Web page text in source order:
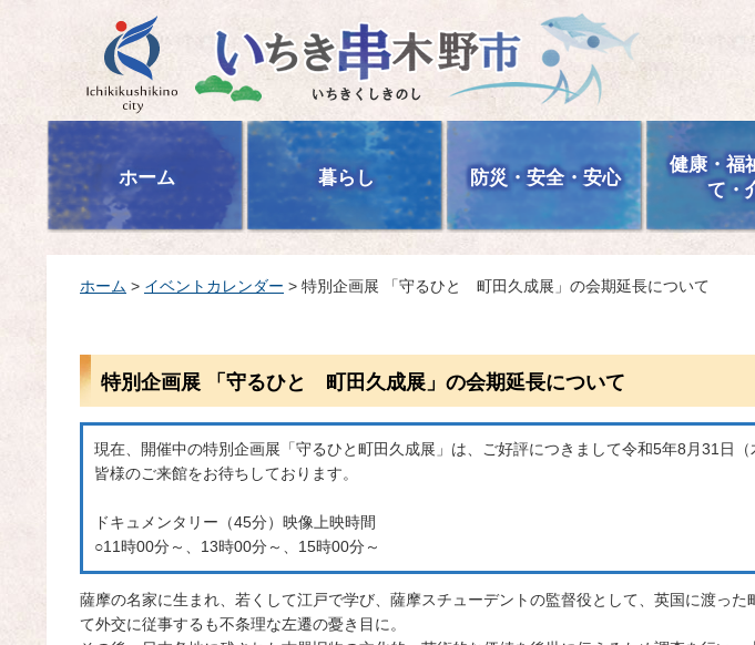
いちき串木野市
ホーム 暮らし 防災・安全・安心
健康・福
て・
ホーム > イベントカレンダー > 特別企画展 「守るひと 町田久成展」の会期延長について
特別企画展 「守るひと 町田久成展」の会期延長について
現在、開催中の特別企画展「守るひと町田久成展」は、ご好評につきまして令和5年8月31日（
皆様のご来館をお待ちしております。
ドキュメンタリー（45分）映像上映時間
○11時00分～、13時00分～、15時00分～
薩摩の名家に生まれ、若くして江戸で学び、薩摩スチューデントの監督役として、英国に渡っ
て外交に従事するも不条理な左遷の憂き目に。